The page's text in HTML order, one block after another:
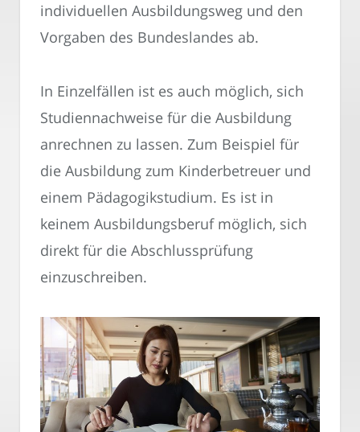
individuellen Ausbildungsweg und den
Vorgaben des Bundeslandes ab.
In Einzelfällen ist es auch möglich, sich
Studiennachweise für die Ausbildung
anrechnen zu lassen. Zum Beispiel für
die Ausbildung zum Kinderbetreuer und
einem Pädagogikstudium. Es ist in
keinem Ausbildungsberuf möglich, sich
direkt für die Abschlussprüfung
einzuschreiben.